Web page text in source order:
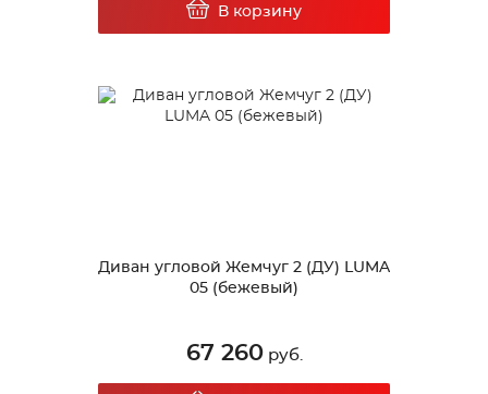
В корзину
Диван угловой Жемчуг 2 (ДУ) LUMA
05 (бежевый)
67 260руб.